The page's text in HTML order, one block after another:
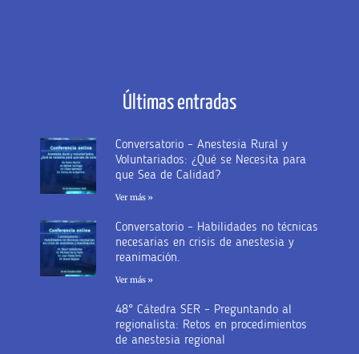
Últimas entradas
Conversatorio – Anestesia Rural y
Voluntariados: ¿Qué se Necesita para
que Sea de Calidad?
Ver más »
Conversatorio – Habilidades no técnicas
necesarias en crisis de anestesia y
reanimación.
Ver más »
48° Cátedra SER – Preguntando al
regionalista: Retos en procedimientos
de anestesia regional